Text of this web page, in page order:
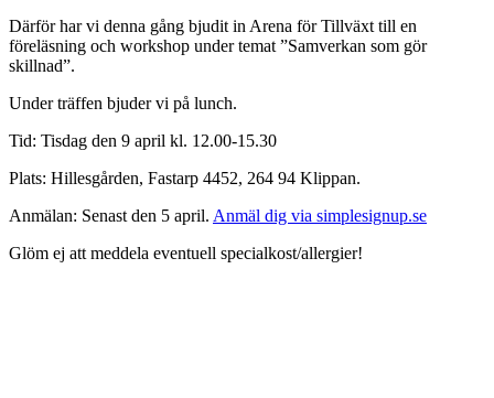
Därför har vi denna gång bjudit in Arena för Tillväxt till en
föreläsning och workshop under temat ”Samverkan som gör
skillnad”.
Under träffen bjuder vi på lunch.
Tid: Tisdag den 9 april kl. 12.00-15.30
Plats: Hillesgården, Fastarp 4452, 264 94 Klippan.
Anmälan: Senast den 5 april. Anmäl dig via simplesignup.se
Glöm ej att meddela eventuell specialkost/allergier!